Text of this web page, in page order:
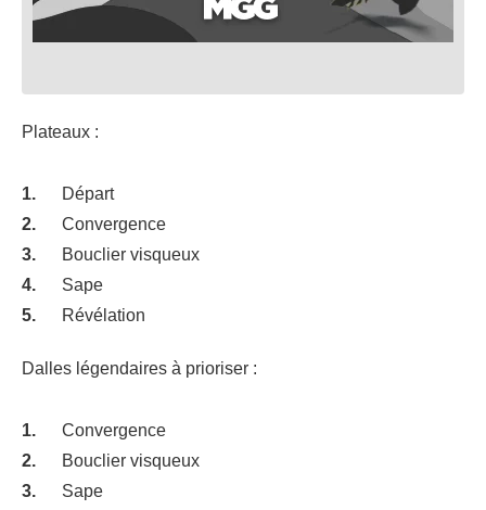
Plateaux :
Départ
Convergence
Bouclier visqueux
Sape
Révélation
Dalles légendaires à prioriser :
Convergence
Bouclier visqueux
Sape